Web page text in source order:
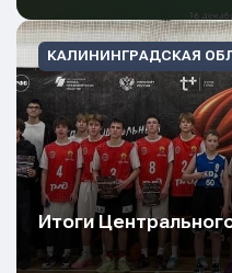
КАЛИНИНГРАДСКАЯ
Итоги